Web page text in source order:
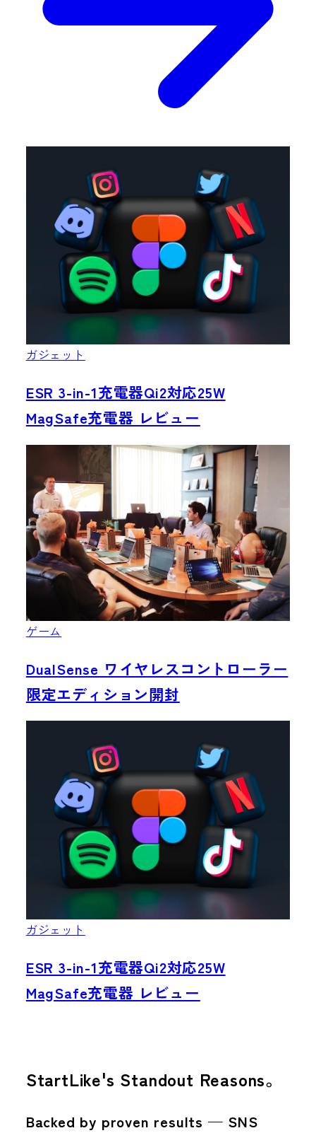
ガジェット
ESR 3-in-1充電器Qi2対応25W
MagSafe充電器 レビュー
ゲーム
DualSense ワイヤレスコントローラー
限定エディション開封
ガジェット
ESR 3-in-1充電器Qi2対応25W
MagSafe充電器 レビュー
StartLike's Standout Reasons。
Backed by proven results — SNS